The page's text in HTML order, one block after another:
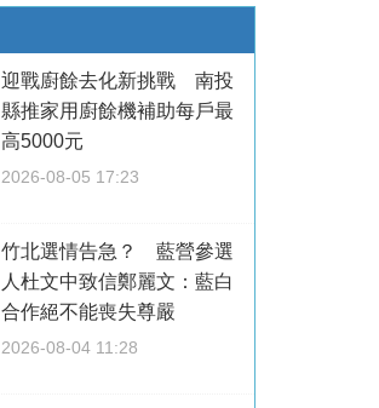
迎戰廚餘去化新挑戰 南投
縣推家用廚餘機補助每戶最
高5000元
2026-08-05 17:23
竹北選情告急？ 藍營參選
人杜文中致信鄭麗文：藍白
合作絕不能喪失尊嚴
2026-08-04 11:28